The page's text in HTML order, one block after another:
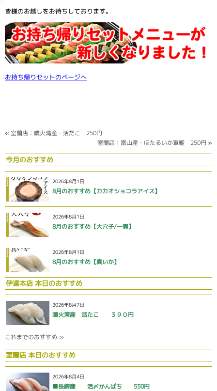
皆様のお越しをお待ちしております。
お持ち帰りセットのページへ
« 室蘭店：噴火湾産・活だこ 250円
室蘭店：富山産・ほたるいか軍艦 250円 »
今月のおすすめ
2026年8月1日
8月のおすすめ【カカオショコラアイス】
2026年8月1日
8月のおすすめ【大穴子/一貫】
2026年8月1日
8月のおすすめ【真いか】
伊達本店 本日のおすすめ
2026年8月7日
噴火湾産 活たこ ３９０円
これまでのおすすめ ≫
室蘭店 本日のおすすめ
2026年8月4日
■長崎産 活〆かんぱち 550円